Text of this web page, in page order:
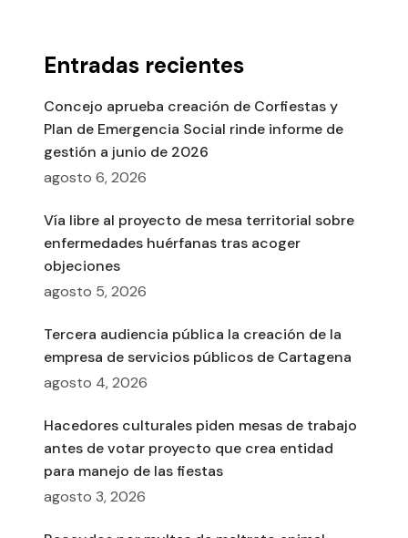
Entradas recientes
Concejo aprueba creación de Corfiestas y
Plan de Emergencia Social rinde informe de
gestión a junio de 2026
agosto 6, 2026
Vía libre al proyecto de mesa territorial sobre
enfermedades huérfanas tras acoger
objeciones
agosto 5, 2026
Tercera audiencia pública la creación de la
empresa de servicios públicos de Cartagena
agosto 4, 2026
Hacedores culturales piden mesas de trabajo
antes de votar proyecto que crea entidad
para manejo de las fiestas
agosto 3, 2026